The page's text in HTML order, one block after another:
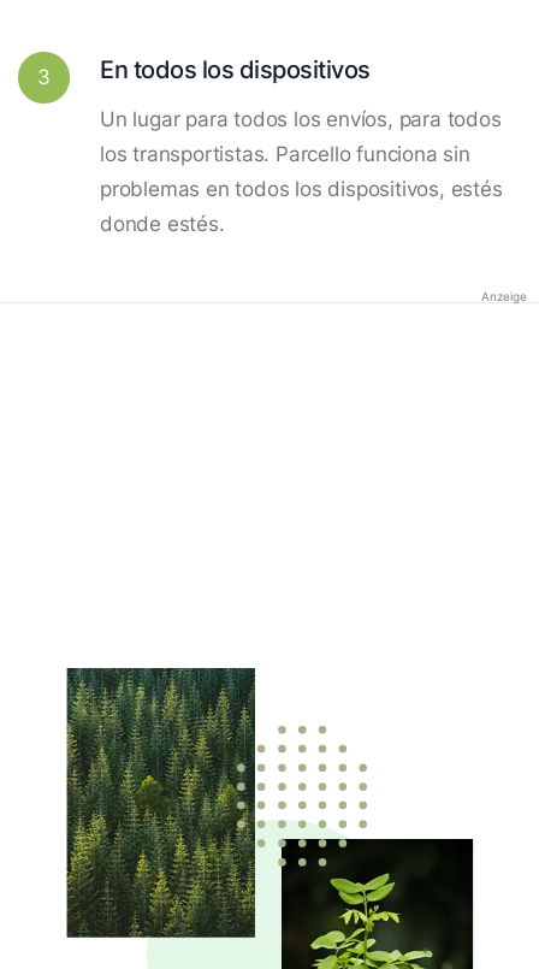
3 En todos los dispositivos
Un lugar para todos los envíos, para todos
los transportistas. Parcello funciona sin
problemas en todos los dispositivos, estés
donde estés.
Anzeige